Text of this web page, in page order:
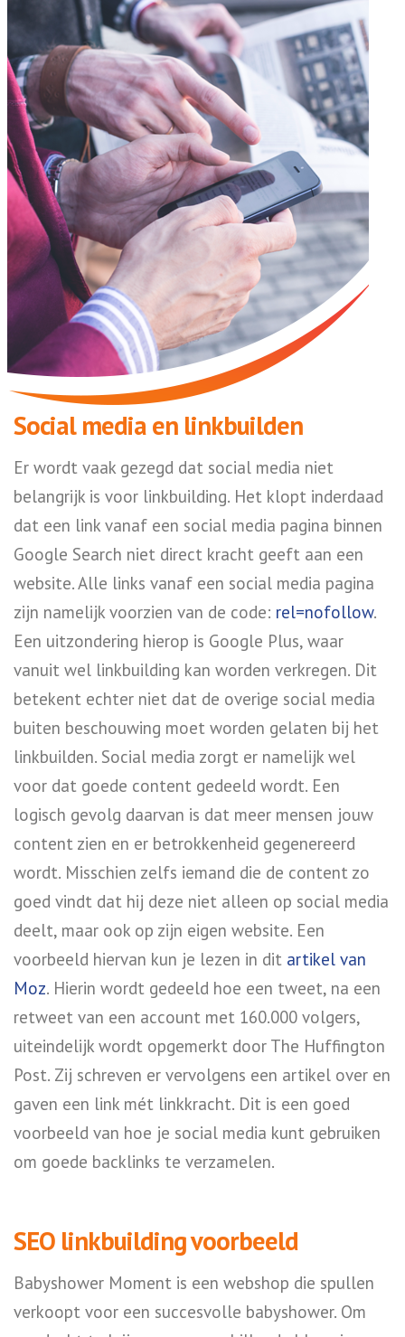
Social media en linkbuilden
Er wordt vaak gezegd dat social media niet
belangrijk is voor linkbuilding. Het klopt inderdaad
dat een link vanaf een social media pagina binnen
Google Search niet direct kracht geeft aan een
website. Alle links vanaf een social media pagina
zijn namelijk voorzien van de code: rel=nofollow.
Een uitzondering hierop is Google Plus, waar
vanuit wel linkbuilding kan worden verkregen. Dit
betekent echter niet dat de overige social media
buiten beschouwing moet worden gelaten bij het
linkbuilden. Social media zorgt er namelijk wel
voor dat goede content gedeeld wordt. Een
logisch gevolg daarvan is dat meer mensen jouw
content zien en er betrokkenheid gegenereerd
wordt. Misschien zelfs iemand die de content zo
goed vindt dat hij deze niet alleen op social media
deelt, maar ook op zijn eigen website. Een
voorbeeld hiervan kun je lezen in dit artikel van
Moz. Hierin wordt gedeeld hoe een tweet, na een
retweet van een account met 160.000 volgers,
uiteindelijk wordt opgemerkt door The Huffington
Post. Zij schreven er vervolgens een artikel over en
gaven een link mét linkkracht. Dit is een goed
voorbeeld van hoe je social media kunt gebruiken
om goede backlinks te verzamelen.
SEO linkbuilding voorbeeld
Babyshower Moment is een webshop die spullen
verkoopt voor een succesvolle babyshower. Om